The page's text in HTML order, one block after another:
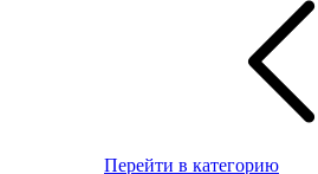
Перейти в категорию